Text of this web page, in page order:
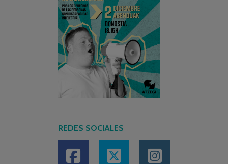
REDES SOCIALES